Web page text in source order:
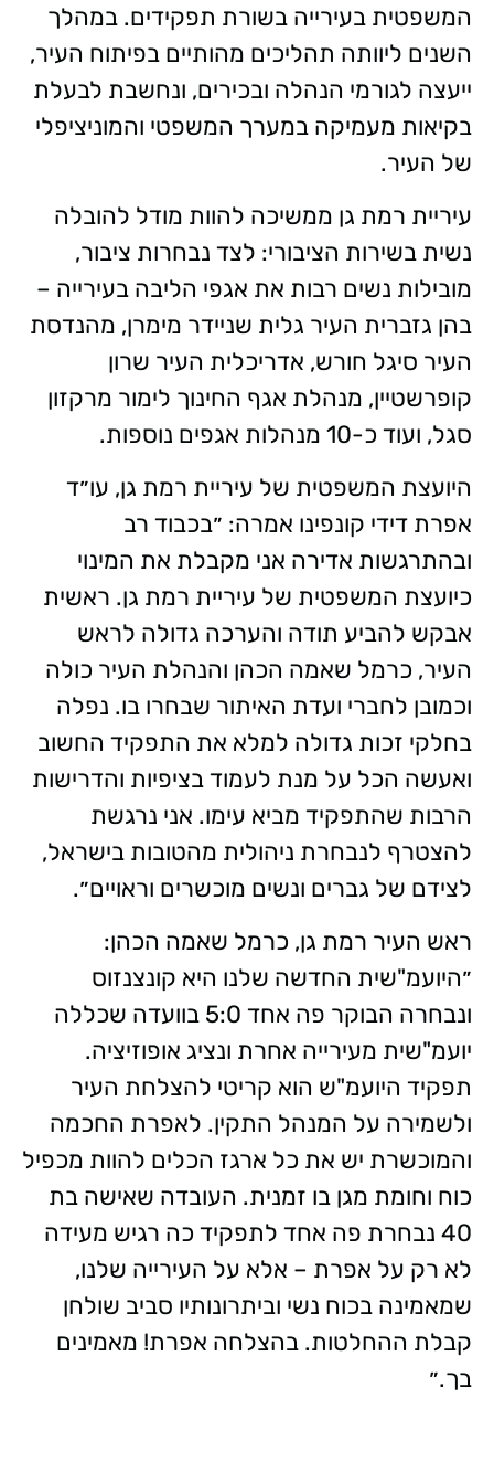
המשפטית בעירייה בשורת תפקידים. במהלך
השנים ליוותה תהליכים מהותיים בפיתוח העיר,
ייעצה לגורמי הנהלה ובכירים, ונחשבת לבעלת
בקיאות מעמיקה במערך המשפטי והמוניציפלי
של העיר.
עיריית רמת גן ממשיכה להוות מודל להובלה
נשית בשירות הציבורי: לצד נבחרות ציבור,
מובילות נשים רבות את אגפי הליבה בעירייה –
בהן גזברית העיר גלית שניידר מימרן, מהנדסת
העיר סיגל חורש, אדריכלית העיר שרון
קופרשטיין, מנהלת אגף החינוך לימור מרקזון
סגל, ועוד כ-10 מנהלות אגפים נוספות.
היועצת המשפטית של עיריית רמת גן, עו״ד
אפרת דידי קונפינו אמרה: ״בכבוד רב
ובהתרגשות אדירה אני מקבלת את המינוי
כיועצת המשפטית של עיריית רמת גן. ראשית
אבקש להביע תודה והערכה גדולה לראש
העיר, כרמל שאמה הכהן והנהלת העיר כולה
וכמובן לחברי ועדת האיתור שבחרו בו. נפלה
בחלקי זכות גדולה למלא את התפקיד החשוב
ואעשה הכל על מנת לעמוד בציפיות והדרישות
הרבות שהתפקיד מביא עימו. אני נרגשת
להצטרף לנבחרת ניהולית מהטובות בישראל,
לצידם של גברים ונשים מוכשרים וראויים״.
ראש העיר רמת גן, כרמל שאמה הכהן:
״היועמ"שית החדשה שלנו היא קונצנזוס
ונבחרה הבוקר פה אחד 5:0 בוועדה שכללה
יועמ"שית מעירייה אחרת ונציג אופוזיציה.
תפקיד היועמ"ש הוא קריטי להצלחת העיר
ולשמירה על המנהל התקין. לאפרת החכמה
והמוכשרת יש את כל ארגז הכלים להוות מכפיל
כוח וחומת מגן בו זמנית. העובדה שאישה בת
40 נבחרת פה אחד לתפקיד כה רגיש מעידה
לא רק על אפרת – אלא על העירייה שלנו,
שמאמינה בכוח נשי וביתרונותיו סביב שולחן
קבלת ההחלטות. בהצלחה אפרת! מאמינים
בך.״